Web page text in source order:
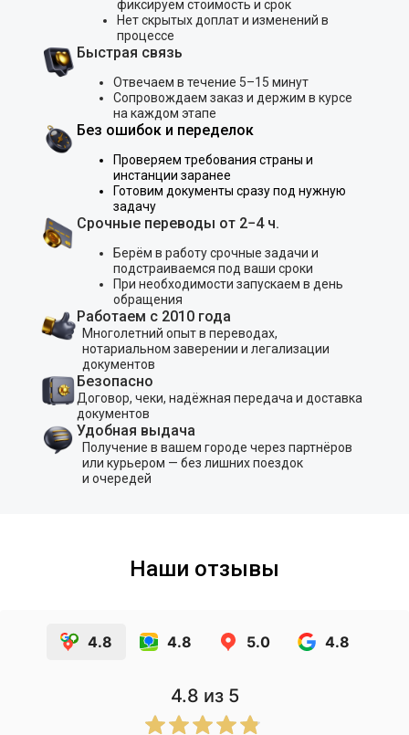
фиксируем стоимость и срок
Нет скрытых доплат и изменений в
процессе
Быстрая связь
Отвечаем в течение 5–15 минут
Сопровождаем заказ и держим в курсе
на каждом этапе
Без ошибок и переделок
Проверяем требования страны и
инстанции заранее
Готовим документы сразу под нужную
задачу
Срочные переводы от 2−4 ч.
Берём в работу срочные задачи и
подстраиваемся под ваши сроки
При необходимости запускаем в день
обращения
Работаем с 2010 года
Многолетний опыт в переводах,
нотариальном заверении и легализации
документов
Безопасно
Договор, чеки, надёжная передача и доставка
документов
Удобная выдача
Получение в вашем городе через партнёров
или курьером — без лишних поездок
и очередей
Наши отзывы
4.8 4.8 5.0 4.8
4.8 из 5